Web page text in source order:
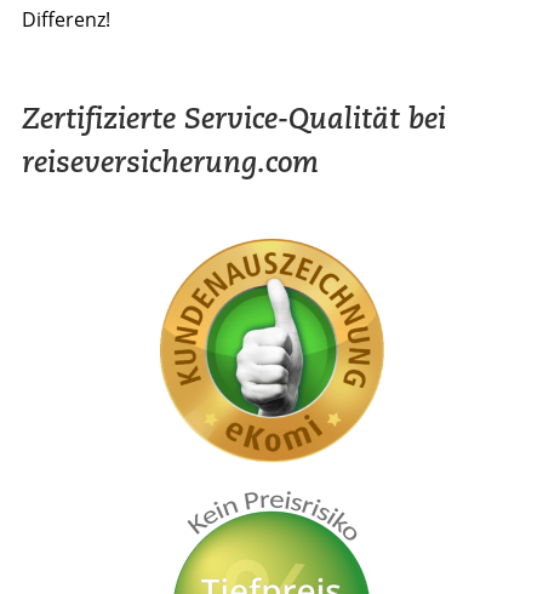
Differenz!
Zertifizierte Service-Qualität bei
reiseversicherung.com